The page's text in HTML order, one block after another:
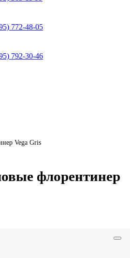
772-48-05
792-30-46
Vega Gris
флорентинер